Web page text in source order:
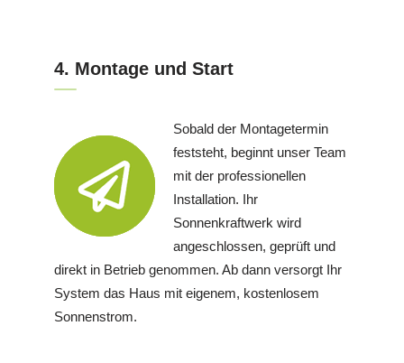
4. Montage und Start
Sobald der Montagetermin
feststeht, beginnt unser Team
mit der professionellen
Installation. Ihr
Sonnenkraftwerk wird
angeschlossen, geprüft und
direkt in Betrieb genommen. Ab dann versorgt Ihr
System das Haus mit eigenem, kostenlosem
Sonnenstrom.